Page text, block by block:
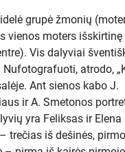
grupė žmonių
vienos moters išskirtinę
Vis dalyviai
Nufotografuoti, atrodo,
Ant sienos kabo J.
ir A. Smetonos
yra Feliksas ir Elena
trečias iš dešinės,